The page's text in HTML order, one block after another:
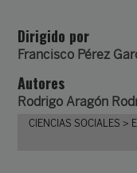
Dirigido por
Francisco Pérez
Autores
Rodrigo Aragón
CIENCIAS SOCIALES >